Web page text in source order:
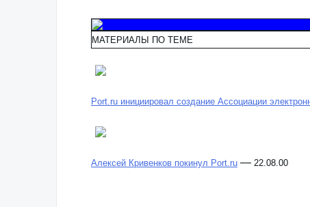
МАТЕРИАЛЫ ПО ТЕМЕ
Port.ru инициировал создание Ассоциации
Алексей Кривенков покинул Port.ru — 22.08.00